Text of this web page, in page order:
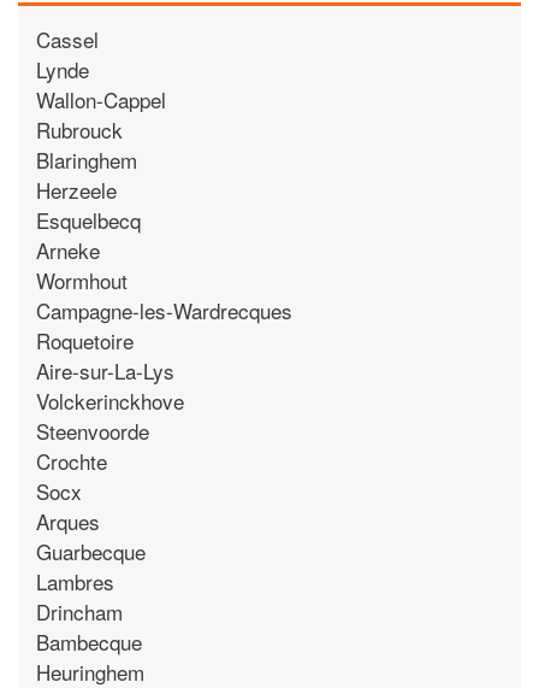
Cassel
Lynde
Wallon-Cappel
Rubrouck
Blaringhem
Herzeele
Esquelbecq
Arneke
Wormhout
Campagne-les-Wardrecques
Roquetoire
Aire-sur-La-Lys
Volckerinckhove
Steenvoorde
Crochte
Socx
Arques
Guarbecque
Lambres
Drincham
Bambecque
Heuringhem